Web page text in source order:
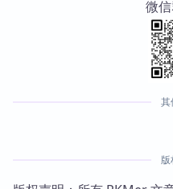
微
其